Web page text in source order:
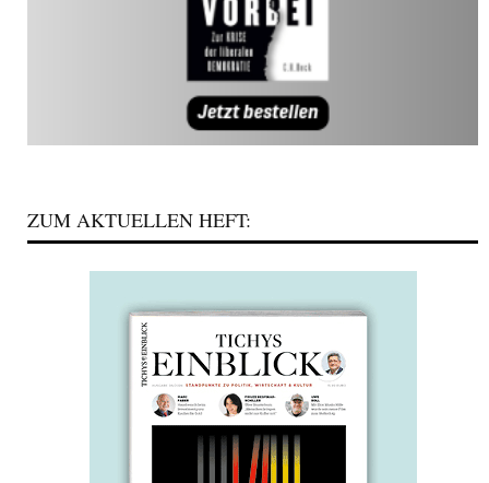
ZUM AKTUELLEN HEFT: